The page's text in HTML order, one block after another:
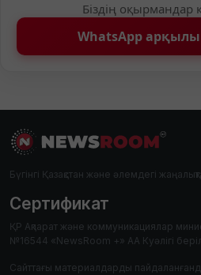
Біздің оқырмандар
WhatsApp
Бүгінгі Қазақстан және әлемдегі
Сертификат
ҚР Ақпарат және коммуникациялар
№16544 «NewsRoom +» АА Куәлігі
Сайттағы материалдарды